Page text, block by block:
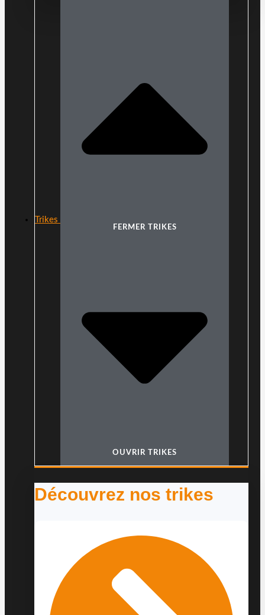
Trikes
FERMER TRIKES
OUVRIR TRIKES
Découvrez nos trikes